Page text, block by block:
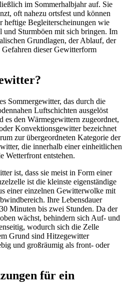
im Sommerhalbjahr auf. Sie
oft nahezu ortsfest und können
heftige Begleiterscheinungen wie
und Sturmböen mit sich bringen. Im
Grundlagen, der Ablauf, der
dieser Gewitterform
Sommergewitter, das durch die
Luftschichten ausgelöst
den Wärmegewittern zugeordnet,
Konvektionsgewitter bezeichnet
zur übergeordneten Kategorie der
die innerhalb einer einheitlichen
Wetterfront entstehen.
ist, dass sie meist in Form einer
ist die kleinste eigenständige
einer einzelnen Gewitterwolke mit
Ihre Lebensdauer
Minuten bis zwei Stunden. Da der
wächst, behindern sich Auf- und
wodurch sich die Zelle
Grund sind Hitzegewitter
und großräumig als front- oder
für ein